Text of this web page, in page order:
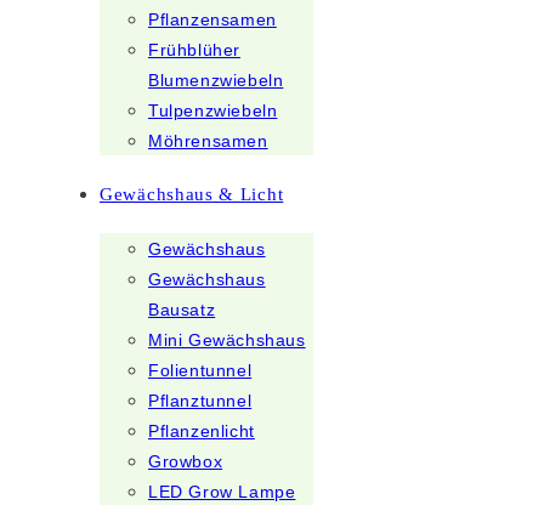
Pflanzensamen
Frühblüher
Blumenzwiebeln
Tulpenzwiebeln
Möhrensamen
Gewächshaus & Licht
Gewächshaus
Gewächshaus
Bausatz
Mini Gewächshaus
Folientunnel
Pflanztunnel
Pflanzenlicht
Growbox
LED Grow Lampe